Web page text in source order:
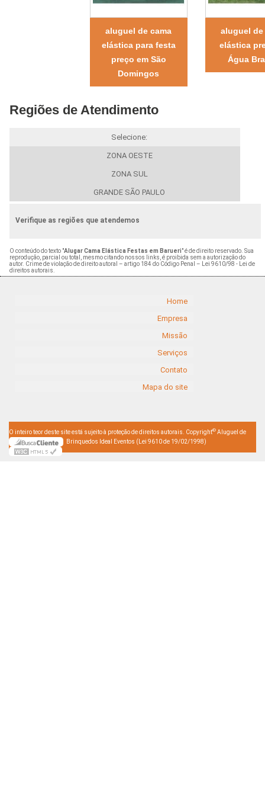
aluguel de cama
elástica para festa
preço em São
Domingos
aluguel de
elástica
Água
Regiões de Atendimento
Selecione:
ZONA OESTE
ZONA SUL
GRANDE SÃO PAULO
Verifique as regiões que atendemos
O conteúdo do texto "Alugar Cama Elástica Festas em Barueri" é de direito reservado. Sua
reprodução, parcial ou total, mesmo citando nossos links, é proibida sem a autorização do
autor. Crime de violação de direito autoral – artigo 184 do Código Penal –
Lei 9610/98 - Lei de
direitos autorais
Home
Empresa
Missão
Serviços
Contato
Mapa do site
O inteiro teor deste site está sujeito à proteção de direitos autorais. Copyright© Aluguel de
Brinquedos Ideal Eventos (Lei 9610 de 19/02/1998)